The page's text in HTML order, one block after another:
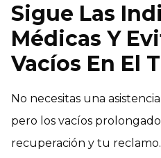
Sigue Las
Médicas Y
Vacíos En El
No necesitas una
pero los vacíos
recuperación y tu